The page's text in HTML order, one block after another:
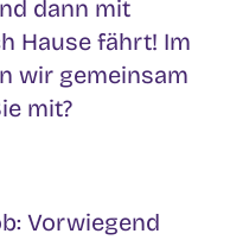
dann mit
Hause fährt! Im
wir gemeinsam
mit?
Vorwiegend